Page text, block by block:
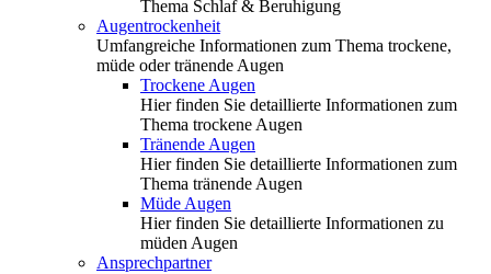
Thema Schlaf & Beruhigung
Augentrockenheit
Umfangreiche Informationen zum Thema trockene,
müde oder tränende Augen
Trockene Augen
Hier finden Sie detaillierte Informationen zum
Thema trockene Augen
Tränende Augen
Hier finden Sie detaillierte Informationen zum
Thema tränende Augen
Müde Augen
Hier finden Sie detaillierte Informationen zu
müden Augen
Ansprechpartner